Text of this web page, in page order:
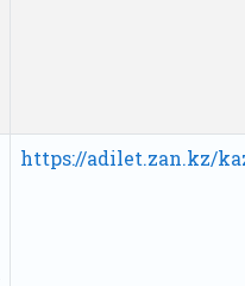
https://adilet.zan.kz/